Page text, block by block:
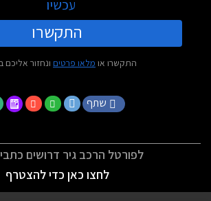
עכשיו
התקשרו
התקשרו או מלאו פרטים ונחזור
שתף
לפורטל הרכב גיר דרושים
לחצו כאן כדי להצטרף